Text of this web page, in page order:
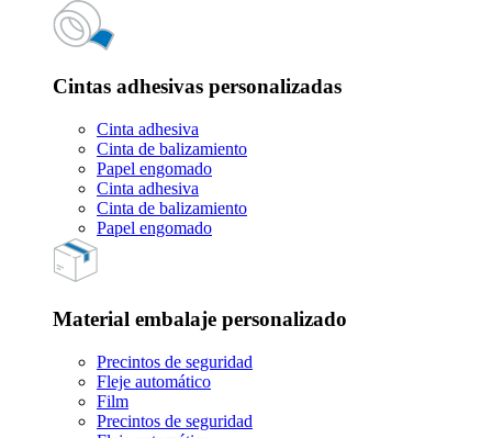
Cintas adhesivas personalizadas
Cinta adhesiva
Cinta de balizamiento
Papel engomado
Cinta adhesiva
Cinta de balizamiento
Papel engomado
Material embalaje personalizado
Precintos de seguridad
Fleje automático
Film
Precintos de seguridad